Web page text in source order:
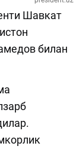
Шавкат
билан